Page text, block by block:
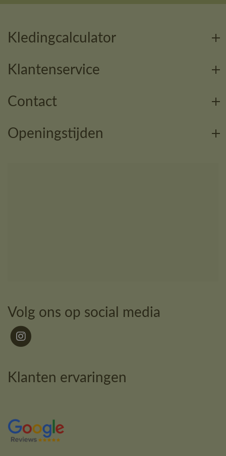
Kledingcalculator
Klantenservice
Contact
Openingstijden
Volg ons op social media
Klanten ervaringen